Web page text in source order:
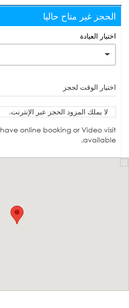
الحجز غير متاح حاليا
اختيار العيادة
اختيار الوقت لحجز
لا يملك المزود الحجز عبر الإنترنت.
online booking or Video visit
available.